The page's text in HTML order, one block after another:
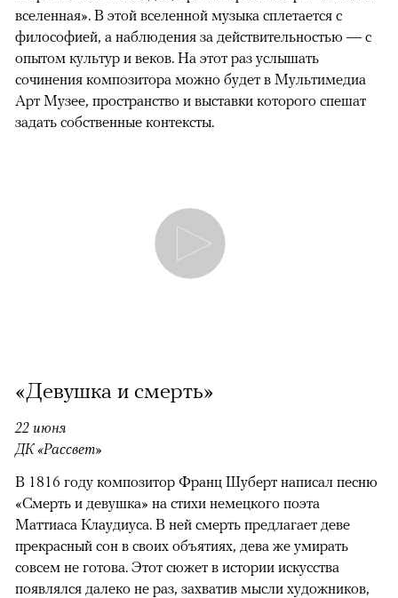
вселенная». В этой вселенной музыка сплетается с
философией, а наблюдения за действительностью — с
опытом культур и веков. На этот раз услышать
сочинения композитора можно будет в Мультимедиа
Арт Музее, пространство и выставки которого спешат
задать собственные контексты.
«Девушка и смерть»
22 июня
ДК «Рассвет»
В 1816 году композитор Франц Шуберт написал песню
«Смерть и девушка» на стихи немецкого поэта
Маттиаса Клаудиуса. В ней смерть предлагает деве
прекрасный сон в своих объятиях, дева же умирать
совсем не готова. Этот сюжет в истории искусства
появлялся далеко не раз, захватив мысли художников,